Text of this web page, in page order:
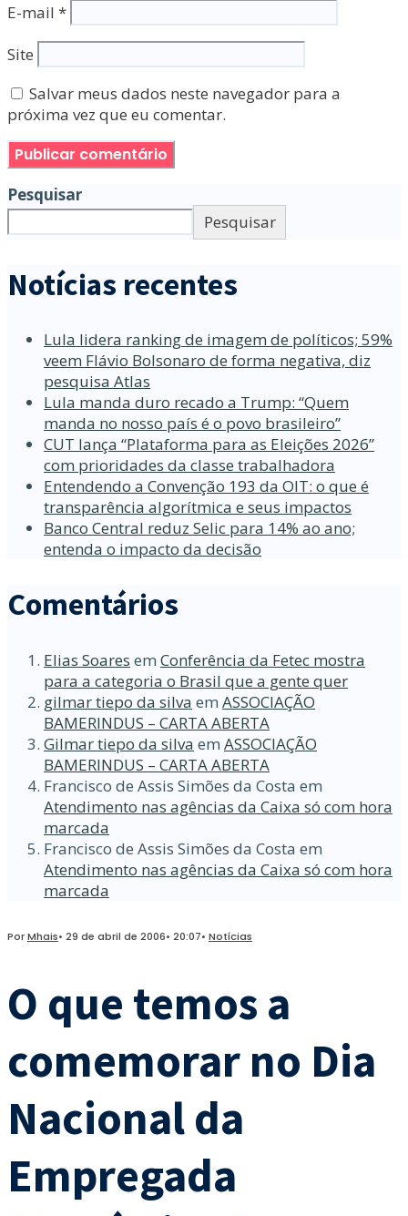
E-mail *
Site
Salvar meus dados neste navegador para a
próxima vez que eu comentar.
Pesquisar
Pesquisar
Notícias recentes
Lula lidera ranking de imagem de políticos; 59%
veem Flávio Bolsonaro de forma negativa, diz
pesquisa Atlas
Lula manda duro recado a Trump: “Quem
manda no nosso país é o povo brasileiro”
CUT lança “Plataforma para as Eleições 2026”
com prioridades da classe trabalhadora
Entendendo a Convenção 193 da OIT: o que é
transparência algorítmica e seus impactos
Banco Central reduz Selic para 14% ao ano;
entenda o impacto da decisão
Comentários
Elias Soares em Conferência da Fetec mostra
para a categoria o Brasil que a gente quer
gilmar tiepo da silva em ASSOCIAÇÃO
BAMERINDUS – CARTA ABERTA
Gilmar tiepo da silva em ASSOCIAÇÃO
BAMERINDUS – CARTA ABERTA
Francisco de Assis Simões da Costa em
Atendimento nas agências da Caixa só com hora
marcada
Francisco de Assis Simões da Costa em
Atendimento nas agências da Caixa só com hora
marcada
PorMhais• 29 de abril de 2006• 20:07• Notícias
O que temos a
comemorar no Dia
Nacional da
Empregada